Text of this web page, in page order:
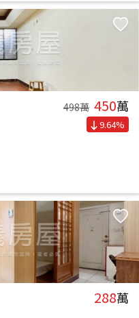
498萬 450萬
9.64%
288萬